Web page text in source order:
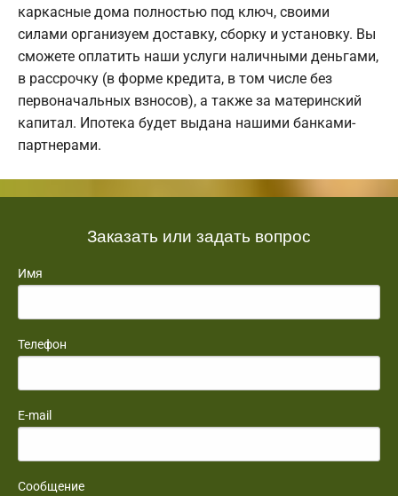
каркасные дома полностью под ключ, своими
силами организуем доставку, сборку и установку. Вы
сможете оплатить наши услуги наличными деньгами,
в рассрочку (в форме кредита, в том числе без
первоначальных взносов), а также за материнский
капитал. Ипотека будет выдана нашими банками-
партнерами.
Заказать или задать вопрос
Имя
Телефон
E-mail
Сообщение